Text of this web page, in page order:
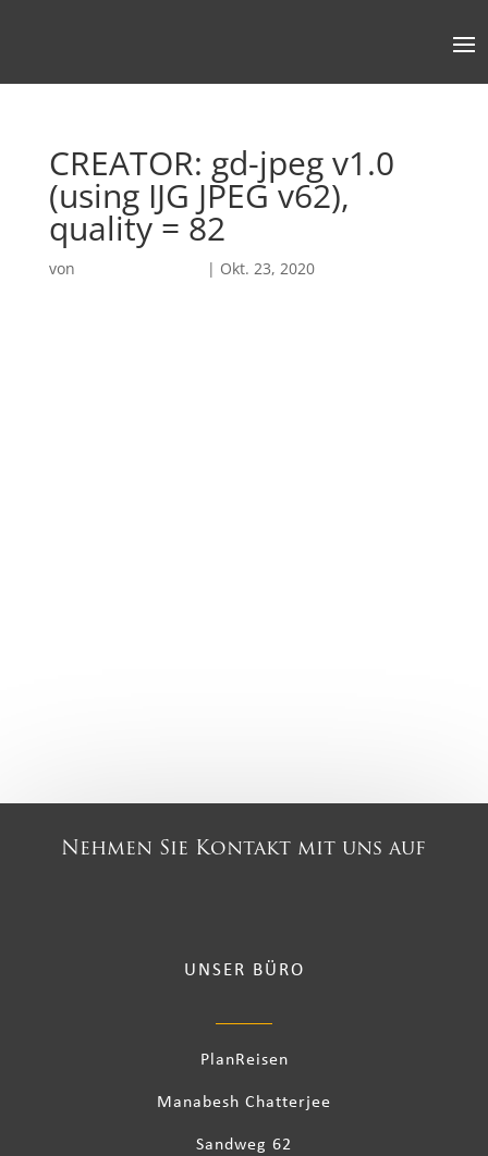
CREATOR: gd-jpeg v1.0
(using IJG JPEG v62),
quality = 82
von | Okt. 23, 2020
Nehmen Sie Kontakt mit uns auf
UNSER BÜRO
PlanReisen
Manabesh Chatterjee
Sandweg 62